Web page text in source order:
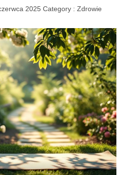
2025 Category : Zdrowie